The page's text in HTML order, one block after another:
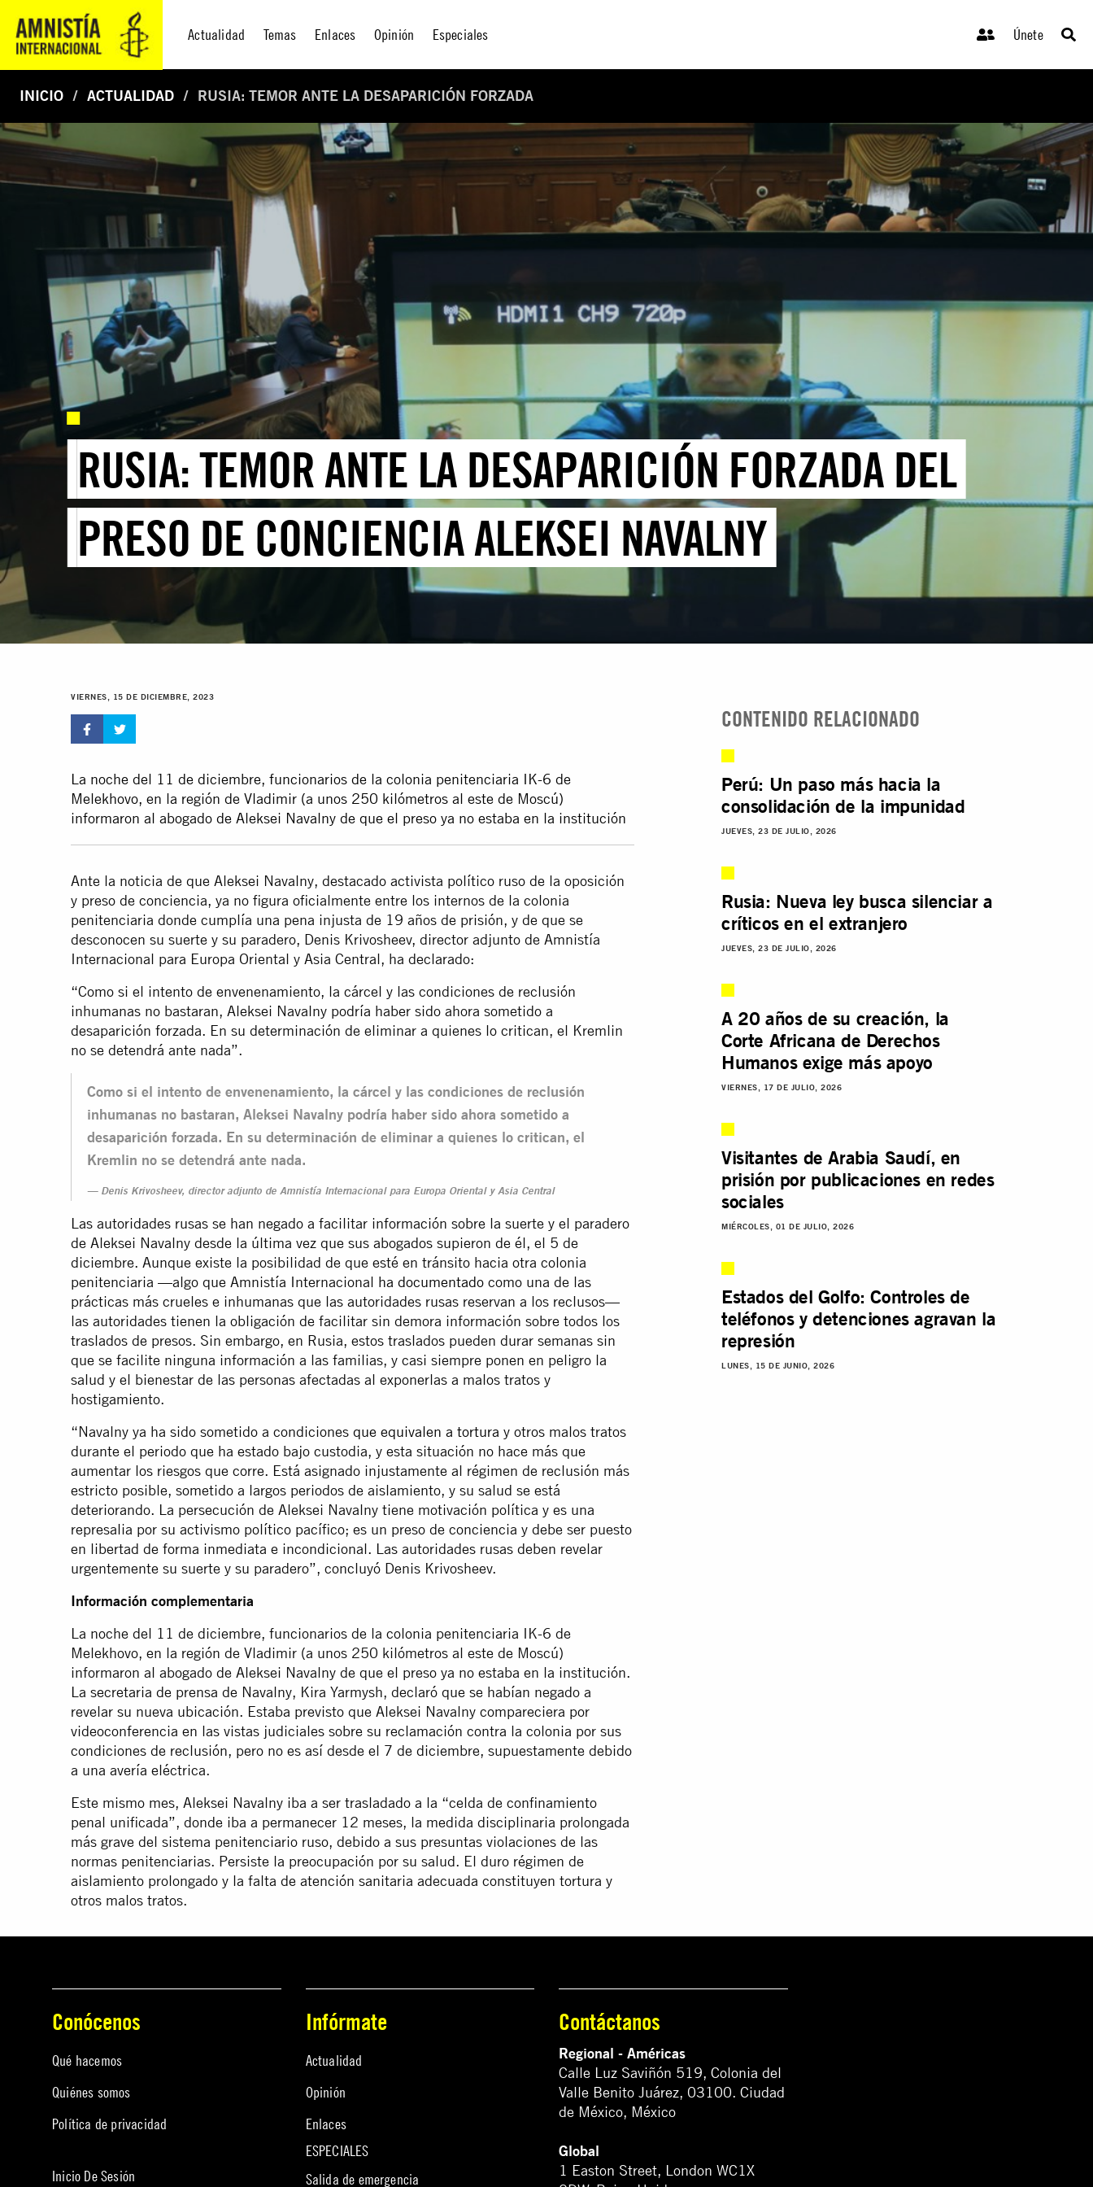
Actualidad Temas Enlaces Opinión Especiales Únete
INICIO ACTUALIDAD RUSIA: TEMOR ANTE LA DESAPARICIÓN FORZADA
RUSIA: TEMOR ANTE LA DESAPARICIÓN FORZADA DEL
PRESO DE CONCIENCIA ALEKSEI NAVALNY
VIERNES, 15 DE DICIEMBRE, 2023
La noche del 11 de diciembre, funcionarios de la colonia penitenciaria IK-6 de
Melekhovo, en la región de Vladimir (a unos 250 kilómetros al este de Moscú)
informaron al abogado de Aleksei Navalny de que el preso ya no estaba en la institución
Ante la noticia de que Aleksei Navalny, destacado activista político ruso de la oposición
y preso de conciencia, ya no figura oficialmente entre los internos de la colonia
penitenciaria donde cumplía una pena injusta de 19 años de prisión, y de que se
desconocen su suerte y su paradero, Denis Krivosheev, director adjunto de Amnistía
Internacional para Europa Oriental y Asia Central, ha declarado:
“Como si el intento de envenenamiento, la cárcel y las condiciones de reclusión
inhumanas no bastaran, Aleksei Navalny podría haber sido ahora sometido a
desaparición forzada. En su determinación de eliminar a quienes lo critican, el Kremlin
no se detendrá ante nada”.
Como si el intento de envenenamiento, la cárcel y las condiciones de reclusión
inhumanas no bastaran, Aleksei Navalny podría haber sido ahora sometido a
desaparición forzada. En su determinación de eliminar a quienes lo critican, el
Kremlin no se detendrá ante nada.
Denis Krivosheev, director adjunto de Amnistía Internacional para Europa Oriental y Asia Central
Las autoridades rusas se han negado a facilitar información sobre la suerte y el paradero
de Aleksei Navalny desde la última vez que sus abogados supieron de él, el 5 de
diciembre. Aunque existe la posibilidad de que esté en tránsito hacia otra colonia
penitenciaria —algo que Amnistía Internacional ha documentado como una de las
prácticas más crueles e inhumanas que las autoridades rusas reservan a los reclusos—
las autoridades tienen la obligación de facilitar sin demora información sobre todos los
traslados de presos. Sin embargo, en Rusia, estos traslados pueden durar semanas sin
que se facilite ninguna información a las familias, y casi siempre ponen en peligro la
salud y el bienestar de las personas afectadas al exponerlas a malos tratos y
hostigamiento.
“Navalny ya ha sido sometido a condiciones que equivalen a tortura y otros malos tratos
durante el periodo que ha estado bajo custodia, y esta situación no hace más que
aumentar los riesgos que corre. Está asignado injustamente al régimen de reclusión más
estricto posible, sometido a largos periodos de aislamiento, y su salud se está
deteriorando. La persecución de Aleksei Navalny tiene motivación política y es una
represalia por su activismo político pacífico; es un preso de conciencia y debe ser puesto
en libertad de forma inmediata e incondicional. Las autoridades rusas deben revelar
urgentemente su suerte y su paradero”, concluyó Denis Krivosheev.
Información complementaria
La noche del 11 de diciembre, funcionarios de la colonia penitenciaria IK-6 de
Melekhovo, en la región de Vladimir (a unos 250 kilómetros al este de Moscú)
informaron al abogado de Aleksei Navalny de que el preso ya no estaba en la institución.
La secretaria de prensa de Navalny, Kira Yarmysh, declaró que se habían negado a
revelar su nueva ubicación. Estaba previsto que Aleksei Navalny compareciera por
videoconferencia en las vistas judiciales sobre su reclamación contra la colonia por sus
condiciones de reclusión, pero no es así desde el 7 de diciembre, supuestamente debido
a una avería eléctrica.
Este mismo mes, Aleksei Navalny iba a ser trasladado a la “celda de confinamiento
penal unificada”, donde iba a permanecer 12 meses, la medida disciplinaria prolongada
más grave del sistema penitenciario ruso, debido a sus presuntas violaciones de las
normas penitenciarias. Persiste la preocupación por su salud. El duro régimen de
aislamiento prolongado y la falta de atención sanitaria adecuada constituyen tortura y
otros malos tratos.
CONTENIDO RELACIONADO
Perú: Un paso más hacia la
consolidación de la impunidad
JUEVES, 23 DE JULIO, 2026
Rusia: Nueva ley busca silenciar a
críticos en el extranjero
JUEVES, 23 DE JULIO, 2026
A 20 años de su creación, la
Corte Africana de Derechos
Humanos exige más apoyo
VIERNES, 17 DE JULIO, 2026
Visitantes de Arabia Saudí, en
prisión por publicaciones en redes
sociales
MIÉRCOLES, 01 DE JULIO, 2026
Estados del Golfo: Controles de
teléfonos y detenciones agravan la
represión
LUNES, 15 DE JUNIO, 2026
Conócenos
Qué hacemos
Quiénes somos
Política de privacidad
Inicio De Sesión
Infórmate
Actualidad
Opinión
Enlaces
ESPECIALES
Salida de emergencia
Contáctanos
Regional - Américas
Calle Luz Saviñón 519, Colonia del
Valle Benito Juárez, 03100. Ciudad
de México, México
Global
1 Easton Street, London WC1X